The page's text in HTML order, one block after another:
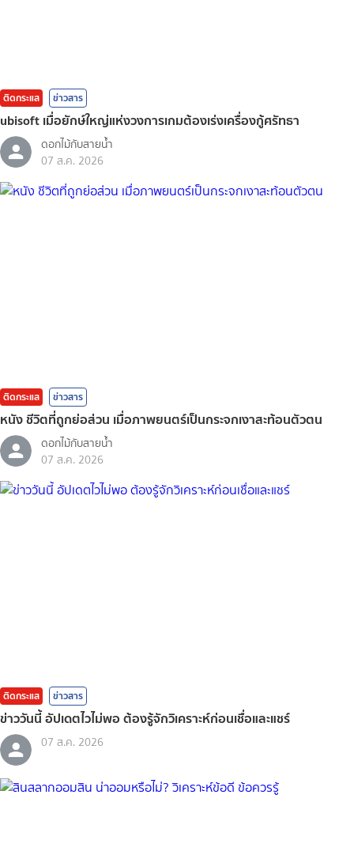
ติดกระแส ข่าวสาร
ubisoft เมื่อยักษ์ใหญ่แห่งวงการเกมต้องเร่งเครื่องกู้ศรัทธา
ดอกไม้กับสายน้ำ
07 ส.ค. 2026
ติดกระแส ข่าวสาร
หนัง ชีวิตที่ถูกย่อส่วน เมื่อภาพยนตร์เป็นกระจกเงาสะท้อนตัวตน
ดอกไม้กับสายน้ำ
07 ส.ค. 2026
ติดกระแส ข่าวสาร
ข่าววันนี้ อัปเดตไวไม่พอ ต้องรู้จักวิเคราะห์ก่อนเชื่อและแชร์
07 ส.ค. 2026